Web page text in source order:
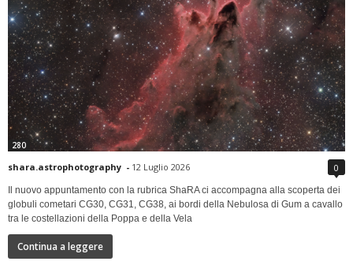
280
shara.astrophotography - 12 Luglio 2026 0
Il nuovo appuntamento con la rubrica ShaRA ci accompagna alla scoperta dei
globuli cometari CG30, CG31, CG38, ai bordi della Nebulosa di Gum a cavallo
tra le costellazioni della Poppa e della Vela
Continua a leggere